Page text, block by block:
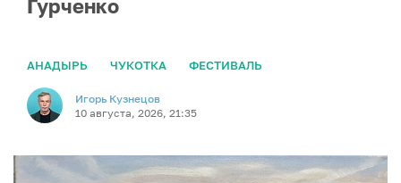
Гурченко
АНАДЫРЬ ЧУКОТКА ФЕСТИВАЛЬ
Игорь Кузнецов
10 августа, 2026, 21:35